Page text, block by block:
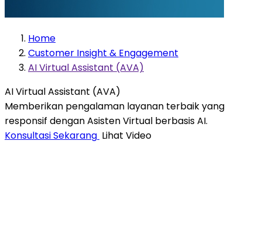
Home
Customer Insight & Engagement
AI Virtual Assistant (AVA)
AI Virtual Assistant (AVA)
Memberikan pengalaman layanan terbaik yang
responsif dengan Asisten Virtual berbasis AI.
Konsultasi Sekarang Lihat Video